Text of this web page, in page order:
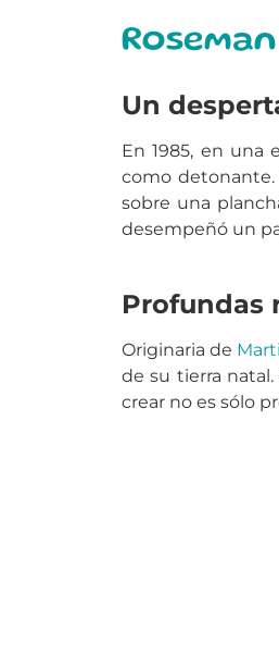
Un
En 1985, en una
como detonante.
sobre una
desempeñó un
Profundas
Originaria de
de su tierra
crear no es sólo